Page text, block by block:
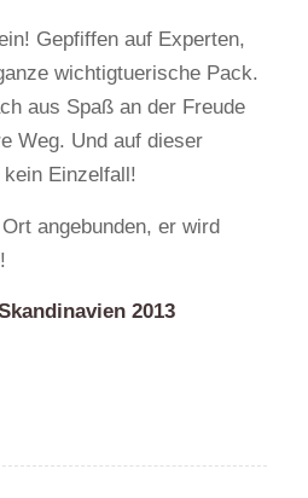
Gepfiffen auf Experten,
wichtigtuerische Pack.
aus Spaß an der Freude
Weg. Und auf dieser
Einzelfall!
angebunden, er wird
2013